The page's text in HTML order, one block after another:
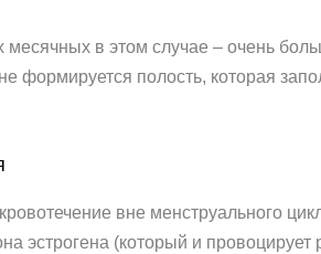
в этом случае – очень
формируется полость, которая
вне менструального
эстрогена (который и